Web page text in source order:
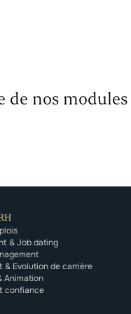
de nos modules
& Job dating
& Evolution de carrière
Animation
confiance